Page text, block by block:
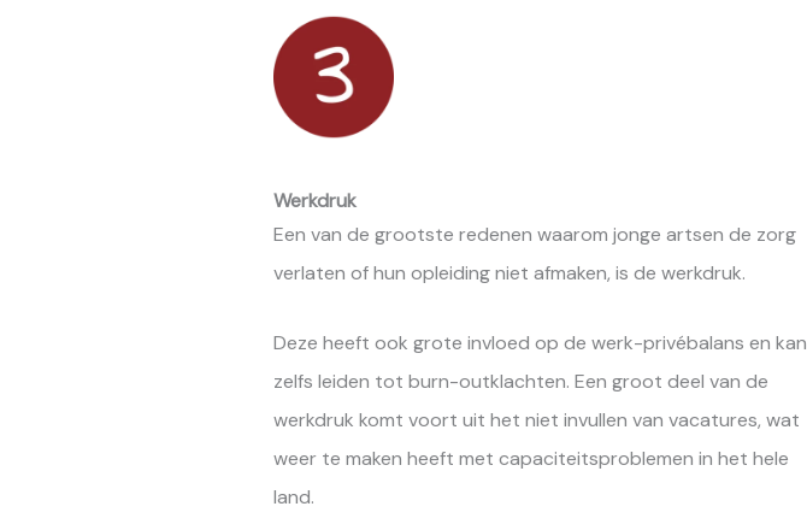
Werkdruk
Een van de grootste redenen waarom jonge artsen de zorg
verlaten of hun opleiding niet afmaken, is de werkdruk.
Deze heeft ook grote invloed op de werk-privébalans en kan
zelfs leiden tot burn-outklachten. Een groot deel van de
werkdruk komt voort uit het niet invullen van vacatures, wat
weer te maken heeft met capaciteitsproblemen in het hele
land.